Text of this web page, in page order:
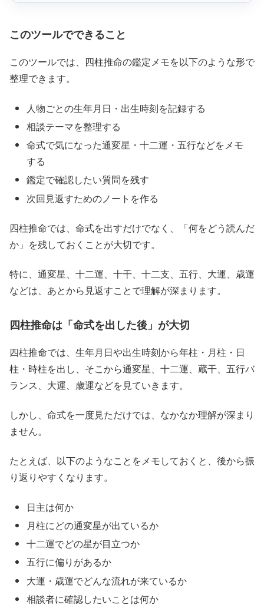
このツールでできること
このツールでは、四柱推命の鑑定メモを以下のような形で
整理できます。
人物ごとの生年月日・出生時刻を記録する
相談テーマを整理する
命式で気になった通変星・十二運・五行などをメモ
する
鑑定で確認したい質問を残す
次回見返すためのノートを作る
四柱推命では、命式を出すだけでなく、「何をどう読んだ
か」を残しておくことが大切です。
特に、通変星、十二運、十干、十二支、五行、大運、歳運
などは、あとから見返すことで理解が深まります。
四柱推命は「命式を出した後」が大切
四柱推命では、生年月日や出生時刻から年柱・月柱・日
柱・時柱を出し、そこから通変星、十二運、蔵干、五行バ
ランス、大運、歳運などを見ていきます。
しかし、命式を一度見ただけでは、なかなか理解が深まり
ません。
たとえば、以下のようなことをメモしておくと、後から振
り返りやすくなります。
日主は何か
月柱にどの通変星が出ているか
十二運でどの星が目立つか
五行に偏りがあるか
大運・歳運でどんな流れが来ているか
相談者に確認したいことは何か